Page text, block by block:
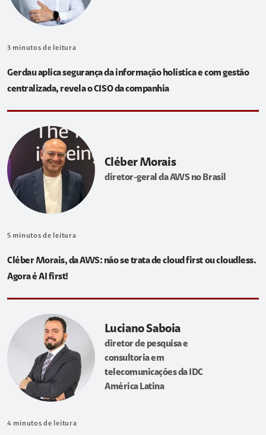
3 minutos de leitura
Gerdau aplica segurança da informação holística e com gestão
centralizada, revela o CISO da companhia
Cléber Morais
diretor-geral da AWS no Brasil
5 minutos de leitura
Cléber Morais, da AWS: não se trata de cloud first ou cloudless.
Agora é AI first!
Luciano Saboia
diretor de pesquisa e
consultoria em
telecomunicações da IDC
América Latina
4 minutos de leitura